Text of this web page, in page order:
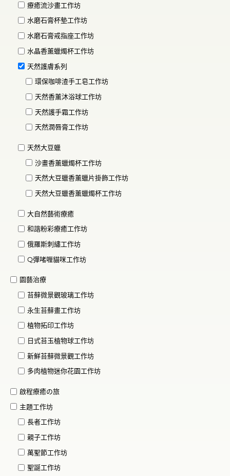
療癒流沙畫工作坊
水磨石膏杯墊工作坊
水磨石膏戒指座工作坊
水晶香薰蠟燭杯工作坊
天然護膚系列
環保咖啡渣手工皂工作坊
天然香薰沐浴球工作坊
天然護手霜工作坊
天然潤唇膏工作坊
天然大豆蠟
沙畫香薰蠟燭杯工作坊
天然大豆蠟香薰蠟片掛飾工作坊
天然大豆蠟香薰蠟燭杯工作坊
大自然藝術療癒
和諧粉彩療癒工作坊
俄羅斯刺繡工作坊
Q彈啫喱貓咪工作坊
園藝治療
苔蘚微景觀玻璃工作坊
永生苔蘚畫工作坊
植物拓印工作坊
日式苔玉植物球工作坊
新鮮苔蘚微景觀工作坊
多肉植物迷你花園工作坊
啟程療癒の旅
主題工作坊
長者工作坊
親子工作坊
萬聖節工作坊
聖誕工作坊